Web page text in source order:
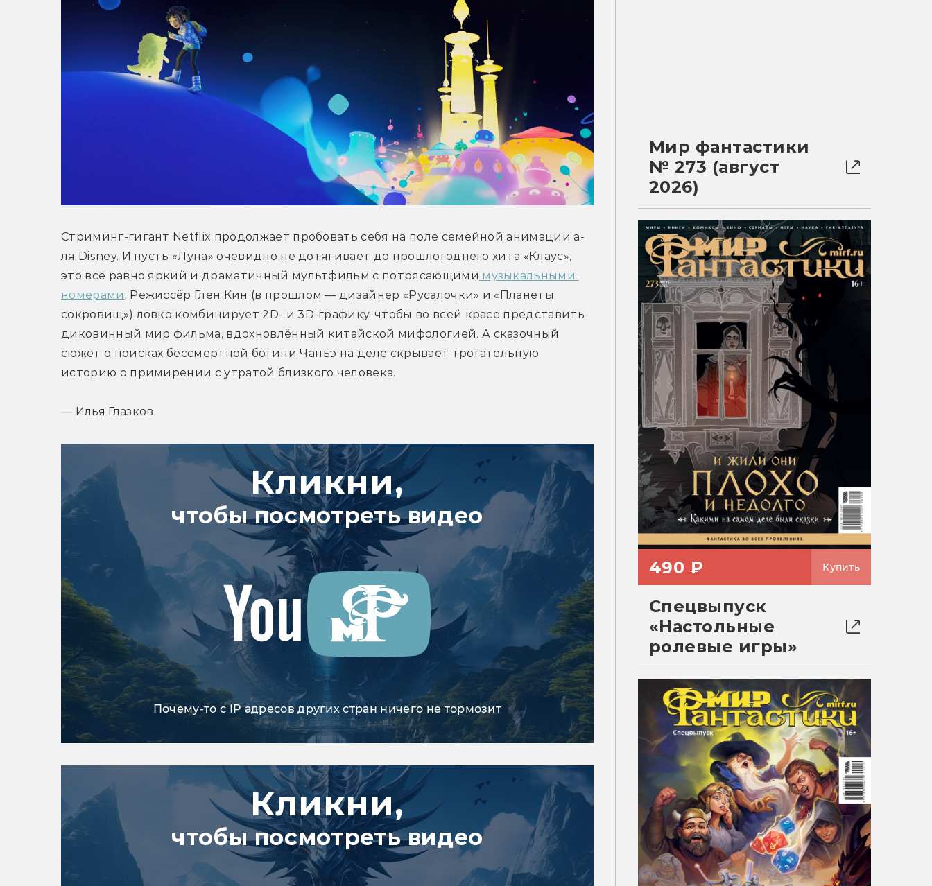
Стриминг-гигант Netflix продолжает пробовать себя на поле семейной анимации а-
ля Disney. И пусть «Луна» очевидно не дотягивает до прошлогоднего хита «Клаус»,
это всё равно яркий и драматичный мультфильм с потрясающими музыкальными
номерами . Режиссёр Глен Кин (в прошлом — дизайнер «Русалочки» и «Планеты
сокровищ») ловко комбинирует 2D- и 3D-графику, чтобы во всей красе представить
диковинный мир фильма, вдохновлённый китайской мифологией. А сказочный
сюжет о поисках бессмертной богини Чанъэ на деле скрывает трогательную
историю о примирении с утратой близкого человека.
— Илья Глазков
Кликни,
чтобы посмотреть видео
Почему-то с IP адресов других стран ничего не тормозит
Кликни,
чтобы посмотреть видео
Мир фантастики
№ 273 (август
2026)
490 ₽ Купить
Спецвыпуск
«Настольные
ролевые игры»